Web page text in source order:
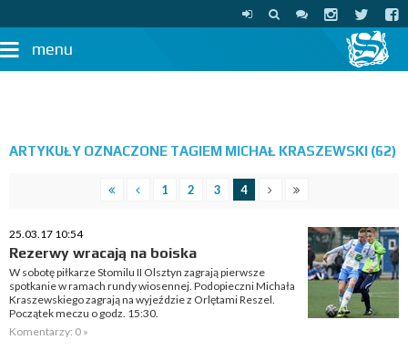
menu
ARTYKUŁY OZNACZONE TAGIEM MICHAŁ KRASZEWSKI (62)
1 2 3 4
25.03.17 10:54
Rezerwy wracają na boiska
W sobotę piłkarze Stomilu II Olsztyn zagrają pierwsze
spotkanie w ramach rundy wiosennej. Podopieczni Michała
Kraszewskiego zagrają na wyjeździe z Orlętami Reszel.
Początek meczu o godz. 15:30.
Komentarzy: 0 »